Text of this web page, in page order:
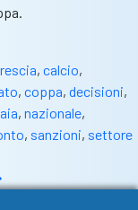
, calcio,
, coppa, decisioni,
, nazionale,
, sanzioni, settore